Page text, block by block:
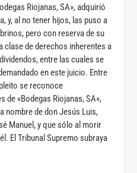
Riojanas, SA», adquirió
y, al no tener hijos, las puso a
pero con reserva de su
clase de derechos inherentes a
entre las cuales se
en este juicio. Entre
se reconoce
de «Bodegas Riojanas, SA»,
nombre de don Jesús Luis,
Manuel, y que sólo al morir
El Tribunal Supremo subraya